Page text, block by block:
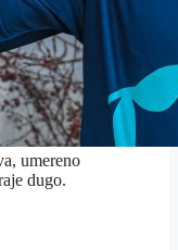
umereno
dugo.